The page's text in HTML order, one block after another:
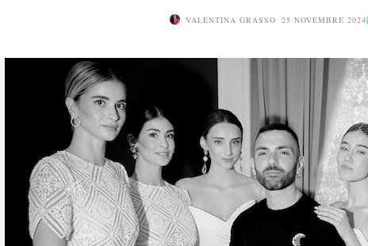
VALENTINA GRASSO 25 NOVEMBRE 2024